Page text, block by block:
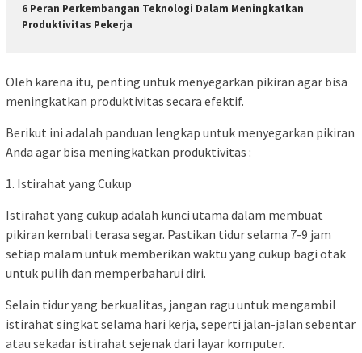
6 Peran Perkembangan Teknologi Dalam Meningkatkan
Produktivitas Pekerja
Oleh karena itu, penting untuk menyegarkan pikiran agar bisa
meningkatkan produktivitas secara efektif.
Berikut ini adalah panduan lengkap untuk menyegarkan pikiran
Anda agar bisa meningkatkan produktivitas :
1. Istirahat yang Cukup
Istirahat yang cukup adalah kunci utama dalam membuat
pikiran kembali terasa segar. Pastikan tidur selama 7-9 jam
setiap malam untuk memberikan waktu yang cukup bagi otak
untuk pulih dan memperbaharui diri.
Selain tidur yang berkualitas, jangan ragu untuk mengambil
istirahat singkat selama hari kerja, seperti jalan-jalan sebentar
atau sekadar istirahat sejenak dari layar komputer.